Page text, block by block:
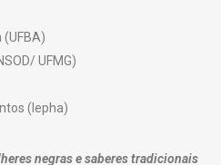
(UFBA)
UFMG)
(Iepha)
negras e saberes tradicionais